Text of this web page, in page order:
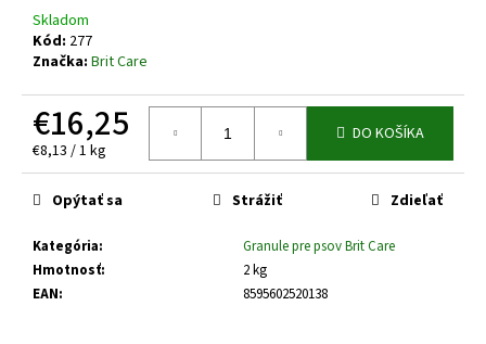
Skladom
Kód: 277
Značka: Brit Care
€16,25
Jednotková
cena:
€8,13 / 1 kg
DO KOŠÍKA
Kategória:
Granule pre psov Brit Care
Hmotnosť:
2 kg
EAN: 8595602520138
Opýtať sa Strážiť Zdieľať
p
o
r
ú
a
m
e